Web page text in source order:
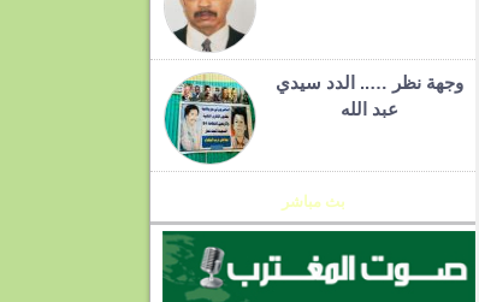
وجهة نظر ….. الدد سيدي
عبد الله
بث مباشر